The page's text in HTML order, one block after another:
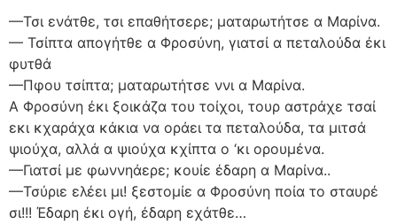
—Τσι ενάτθε, τσι επαθήτσερε; ματαρωτήτσε α Μαρίνα.
— Τσίπτα απογήτθε α Φροσύνη, γιατσί α πεταλούδα έκι
φυτθά
—Πφου τσίπτα; ματαρωτήτσε ννι α Μαρίνα.
Α Φροσύνη έκι ξοικάζα του τοίχοι, τουρ αστράχε τσαί
εκι κχαράχα κάκια να οράει τα πεταλούδα, τα μιτσά
ψιούχα, αλλά α ψιούχα κχίπτα ο ‘κι ορουμένα.
—Γιατσί με φωννηάερε; κουίε έδαρη α Μαρίνα..
—Τσύριε ελέει μι! ξεστομίε α Φροσύνη ποία το σταυρέ
σι!!! Έδαρη έκι ογή, έδαρη εχάτθε…